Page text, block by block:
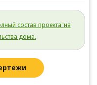
состав проекта"на
дома.